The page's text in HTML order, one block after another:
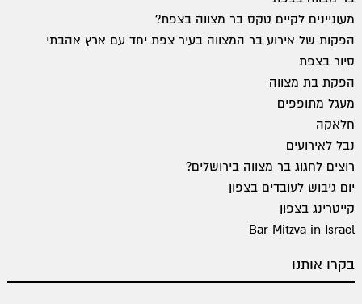
מעוניינים לקיים טקס בר מצווה בצפת?
הפקות של אירוע בר המצווה בעיר צפת יחד עם ארץ אהבתי
סיור בצפת
הפקת בת מצווה
מעגל מתופפים
חלאקה
נבל לאירועים
רוצים לחגוג בר מצווה בירושלים?
יום גיבוש לעובדים בצפון
קייטרינג בצפון
Bar Mitzva in Israel
בקרו אותנו